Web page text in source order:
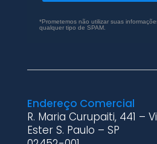
*Prometemos não utilizar suas
qualquer tipo de SPAM.
Endereço Comercial
R. Maria Curupaiti, 441 –
Ester S. Paulo – SP